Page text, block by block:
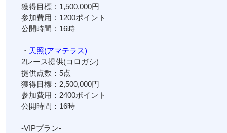
獲得目標：1,500,000円
参加費用：1200ポイント
公開時間：16時
・ 天照(アマテラス)
2レース提供(コロガシ)
提供点数：5点
獲得目標：2,500,000円
参加費用：2400ポイント
公開時間：16時
-VIPプラン-